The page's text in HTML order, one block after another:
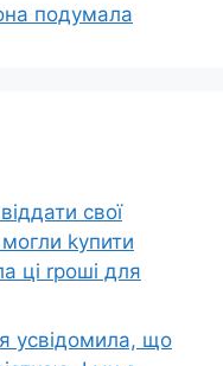
подумала
свої
kупити
ці rроші для
я усвідомила, що